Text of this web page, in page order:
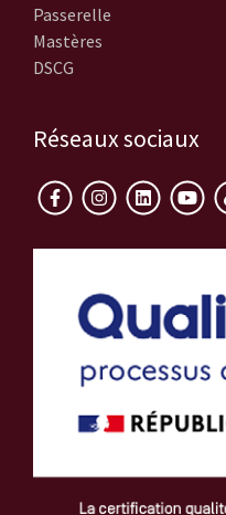
Passerelle
Mastères
DSCG
Réseaux sociaux